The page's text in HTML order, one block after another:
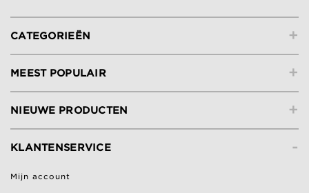
+
CATEGORIEËN
+
MEEST POPULAIR
+
NIEUWE PRODUCTEN
-
KLANTENSERVICE
Mijn account